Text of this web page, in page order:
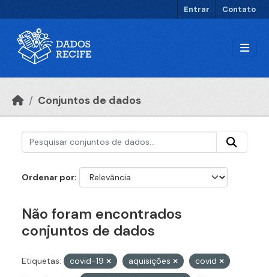
Entrar Contato
Conjuntos de dados
Ordenar por
Não foram encontrados
conjuntos de dados
Etiquetas: covid-19 aquisições
covid